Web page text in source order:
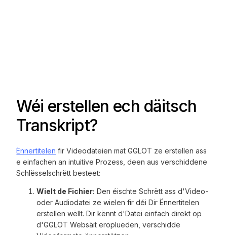
Wéi erstellen ech däitsch
Transkript?
Ënnertitelen fir Videodateien mat GGLOT ze erstellen ass
e einfachen an intuitive Prozess, deen aus verschiddene
Schlësselschrëtt besteet:
Wielt de Fichier: Den éischte Schrëtt ass d'Video-
oder Audiodatei ze wielen fir déi Dir Ënnertitelen
erstellen wëllt. Dir kënnt d'Datei einfach direkt op
d'GGLOT Websäit eroplueden, verschidde